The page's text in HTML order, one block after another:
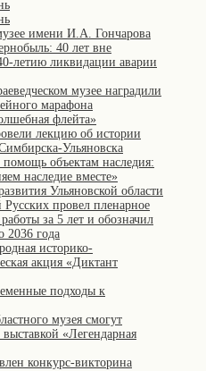
имени И.А. Гончарова
40 лет вне
летию ликвидации аварии
музее наградили
марафона
флейта»
лекцию об истории
Ульяновска
объектам наследия:
наследие вместе»
Ульяновской области
Русских провел пленарное
за 5 лет и обозначил
2036 года
историко-
акция «Диктант
подходы к
музея смогут
«Легендарная
конкурс-викторина